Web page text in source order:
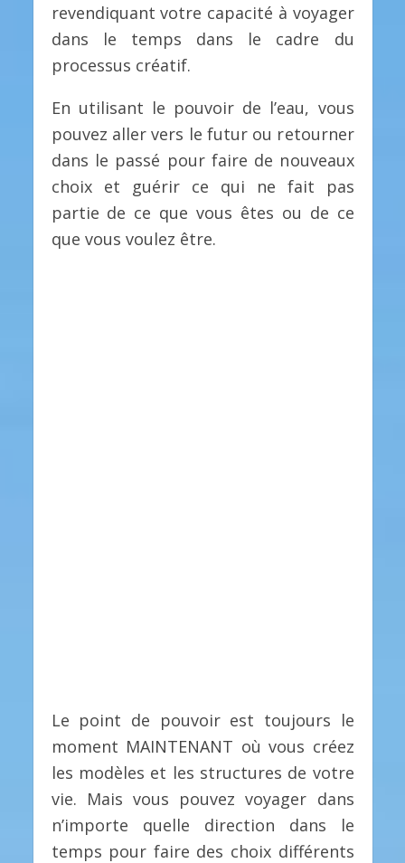
revendiquant votre capacité à voyager
dans le temps dans le cadre du
processus créatif.
En utilisant le pouvoir de l’eau, vous
pouvez aller vers le futur ou retourner
dans le passé pour faire de nouveaux
choix et guérir ce qui ne fait pas
partie de ce que vous êtes ou de ce
que vous voulez être.
Le point de pouvoir est toujours le
moment MAINTENANT où vous créez
les modèles et les structures de votre
vie. Mais vous pouvez voyager dans
n’importe quelle direction dans le
temps pour faire des choix différents